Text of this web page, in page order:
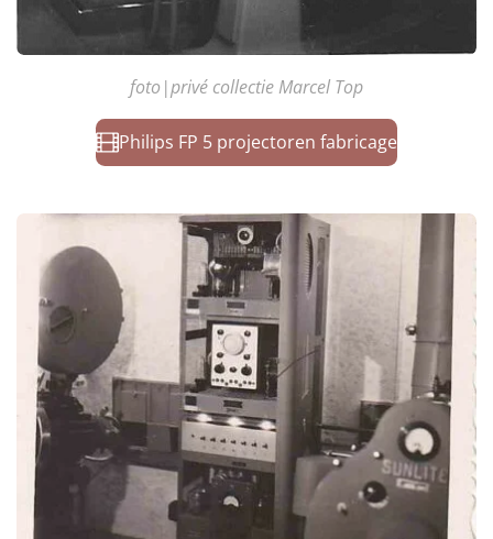
foto|privé collectie Marcel Top
Philips FP 5 projectoren fabricage